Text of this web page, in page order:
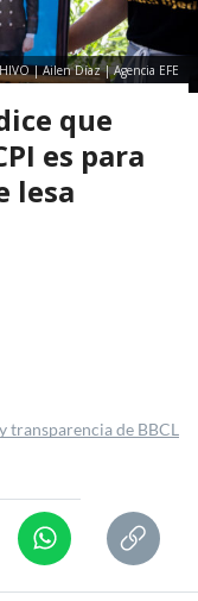
| Ailen Díaz | Agencia EFE
que
es para
lesa
transparencia de BBCL